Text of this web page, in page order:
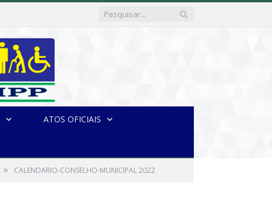
ATOS OFICIAIS
» CALENDARIO-CONSELHO-MUNICIPAL 2022